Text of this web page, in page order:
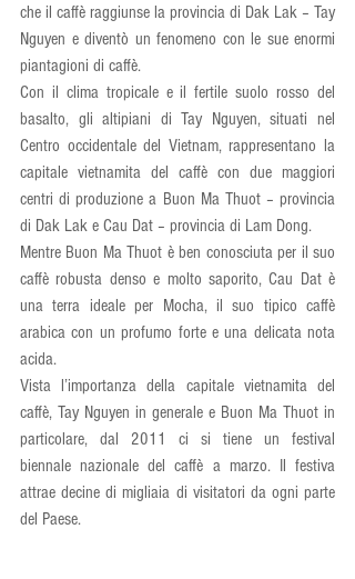
che il caffè raggiunse la provincia di Dak Lak – Tay
Nguyen e diventò un fenomeno con le sue enormi
piantagioni di caffè.
Con il clima tropicale e il fertile suolo rosso del
basalto, gli altipiani di Tay Nguyen, situati nel
Centro occidentale del Vietnam, rappresentano la
capitale vietnamita del caffè con due maggiori
centri di produzione a Buon Ma Thuot – provincia
di Dak Lak e Cau Dat – provincia di Lam Dong.
Mentre Buon Ma Thuot è ben conosciuta per il suo
caffè robusta denso e molto saporito, Cau Dat è
una terra ideale per Mocha, il suo tipico caffè
arabica con un profumo forte e una delicata nota
acida.
Vista l’importanza della capitale vietnamita del
caffè, Tay Nguyen in generale e Buon Ma Thuot in
particolare, dal 2011 ci si tiene un festival
biennale nazionale del caffè a marzo. Il festiva
attrae decine di migliaia di visitatori da ogni parte
del Paese.